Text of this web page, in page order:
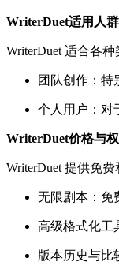
WriterDuet适用人群
WriterDuet 适合各
团队创作：特
个人用户：对
WriterDuet价格与
WriterDuet 提供免
无限剧本：免
高级格式化工
版本历史与比